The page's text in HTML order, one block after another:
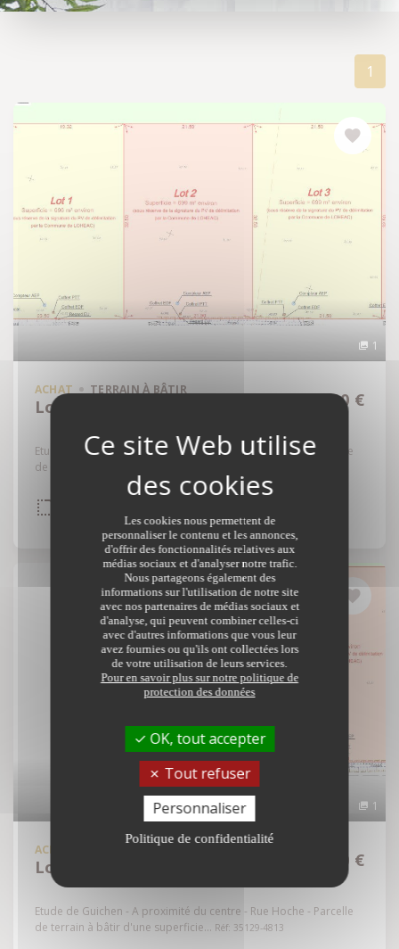
1
1
ACHAT TERRAIN À BÂTIR
Lohéac - 35550 66 300 €
Etude de Guichen - A proximité du centre - Rue Hoche - Parcelle
de terrain à bâtir d'une superficie...
699 m2
1
ACHAT TERRAIN À BÂTIR
Lohéac - 35550 66 300 €
Etude de Guichen - A proximité du centre - Rue Hoche - Parcelle
de terrain à bâtir d'une superficie... Réf: 35129-4813
Les cookies nous permettent de
personnaliser le contenu et les annonces,
d'offrir des fonctionnalités relatives aux
médias sociaux et d'analyser notre trafic.
Nous partageons également des
informations sur l'utilisation de notre site
avec nos partenaires de médias sociaux et
d'analyse, qui peuvent combiner celles-ci
avec d'autres informations que vous leur
avez fournies ou qu'ils ont collectées lors
de votre utilisation de leurs services.
Pour en savoir plus sur notre politique de
protection des données
OK, tout accepter
Tout refuser
Personnaliser
Politique de confidentialité